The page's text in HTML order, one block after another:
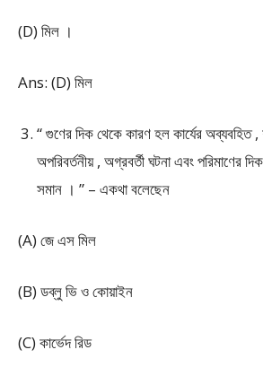
(D) মিল ।
Ans: (D) মিল
“ গুণের দিক থেকে কারণ হল কার্যের অব্যবহিত ,
অপরিবর্তনীয় , অগ্রবর্তী ঘটনা এবং পরিমাণের
সমান । ” – একথা বলেছেন
(A) জে এস মিল
(B) ডব্লু ভি ও কোয়াইন
(C) কার্ভেদ রিড